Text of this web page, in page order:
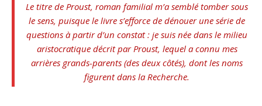
Le titre de Proust, roman familial m’a semblé tomber sous
le sens, puisque le livre s’efforce de dénouer une série de
questions à partir d’un constat : je suis née dans le milieu
aristocratique décrit par Proust, lequel a connu mes
arrières grands-parents (des deux côtés), dont les noms
figurent dans la Recherche.